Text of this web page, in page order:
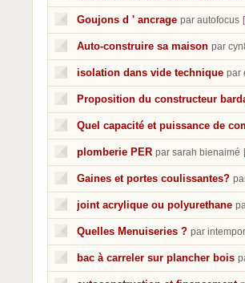
Goujons d ' ancrage par autofocus [
Auto-construire sa maison par
isolation dans vide technique par
Proposition du constructeur
Quel capacité et puissance de
plomberie PER par sarah bienaimé
Gaines et portes coulissantes?
joint acrylique ou polyurethane
Quelles Menuiseries ? par
bac à carreler sur plancher bois